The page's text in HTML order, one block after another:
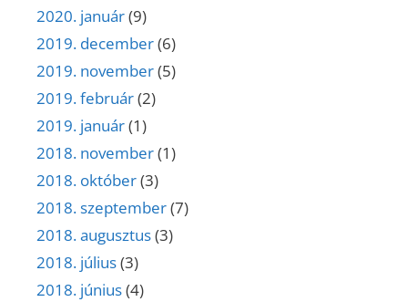
2020. január(9)
2019. december(6)
2019. november(5)
2019. február(2)
2019. január(1)
2018. november(1)
2018. október(3)
2018. szeptember(7)
2018. augusztus(3)
2018. július(3)
2018. június(4)